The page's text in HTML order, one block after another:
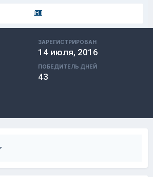
ЗАРЕГИСТРИРОВАН
14 июля, 2016
ПОБЕДИТЕЛЬ ДНЕЙ
43